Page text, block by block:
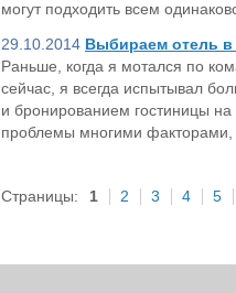
могут подходить всем
29.10.2014 Выбираем отель
Раньше, когда я мотался по
сейчас, я всегда испытывал
и бронированием гостиницы на
проблемы многими факторами,
Страницы: 1 2 3 4 5